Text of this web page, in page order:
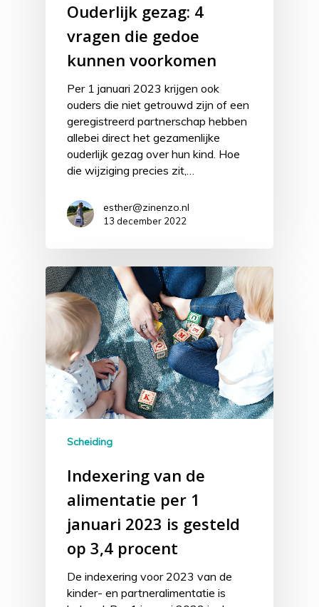
Ouderlijk gezag: 4
vragen die gedoe
kunnen voorkomen
Per 1 januari 2023 krijgen ook
ouders die niet getrouwd zijn of een
geregistreerd partnerschap hebben
allebei direct het gezamenlijke
ouderlijk gezag over hun kind. Hoe
die wijziging precies zit,…
esther@zinenzo.nl
13 december 2022
Scheiding
Indexering van de
alimentatie per 1
januari 2023 is gesteld
op 3,4 procent
De indexering voor 2023 van de
kinder- en partneralimentatie is